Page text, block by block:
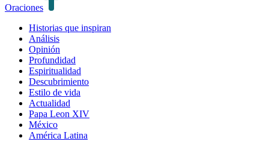
Oraciones
Historias que inspiran
Análisis
Opinión
Profundidad
Espiritualidad
Descubrimiento
Estilo de vida
Actualidad
Papa Leon XIV
México
América Latina